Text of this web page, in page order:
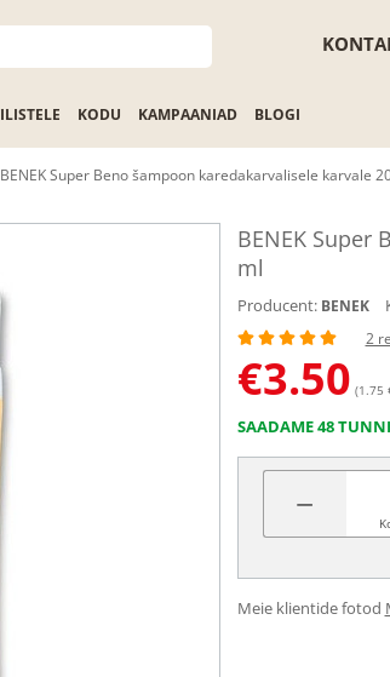
KODU KAMPAANIAD BLOGI
BENEK Super Beno šampoon karedakarvalisele karvale
BENEK Super
ml
Producent: BENEK
2
€3.50 (1.75
SAADAME 48
−
Meie klientide fotod